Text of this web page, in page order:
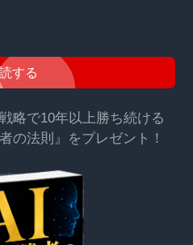
する
略で10年以上勝ち続ける
の法則』をプレゼント！